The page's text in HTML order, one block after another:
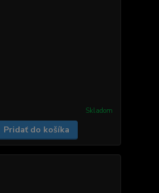
Skladom
Pridať do košíka